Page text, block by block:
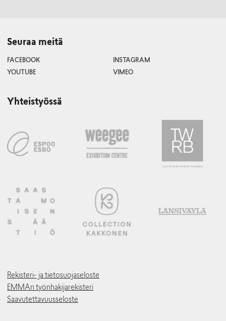
Seuraa meitä
FACEBOOK
INSTAGRAM
YOUTUBE
VIMEO
Yhteistyössä
Rekisteri- ja tietosuojaseloste
EMMAn työnhakijarekisteri
Saavutettavuusseloste